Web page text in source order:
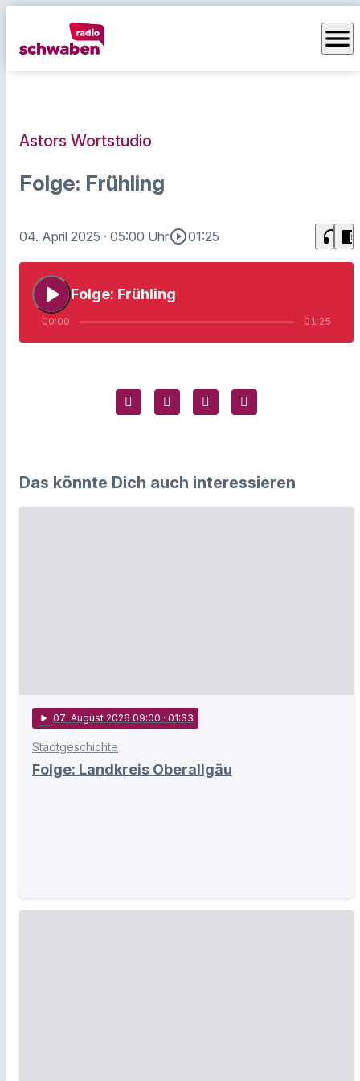
menu
Astors Wortstudio
Folge: Frühling
04. April 2025 · 05:00 Uhrplay_circle_outline01:25 headphones chrome_reader_mode
play_arrow Folge: Frühling
00:00 01:25
Das könnte Dich auch interessieren
play_arrow 07. August 2026 09:00 · 01:33
Stadtgeschichte
Folge: Landkreis Oberallgäu